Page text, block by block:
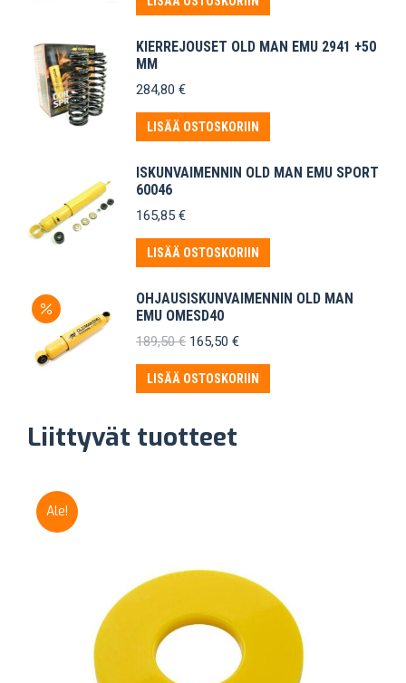
KIERREJOUSET OLD MAN EMU 2941 +50
MM
284,80 €
LISÄÄ OSTOSKORIIN
ISKUNVAIMENNIN OLD MAN EMU SPORT
60046
165,85 €
LISÄÄ OSTOSKORIIN
OHJAUSISKUNVAIMENNIN OLD MAN
EMU OMESD40
189,50€ Alkuperäinen
oli:
189,50 €.
165,50 €Nykyinen
on:
165,50 €.
LISÄÄ OSTOSKORIIN
Liittyvät tuotteet
Ale!